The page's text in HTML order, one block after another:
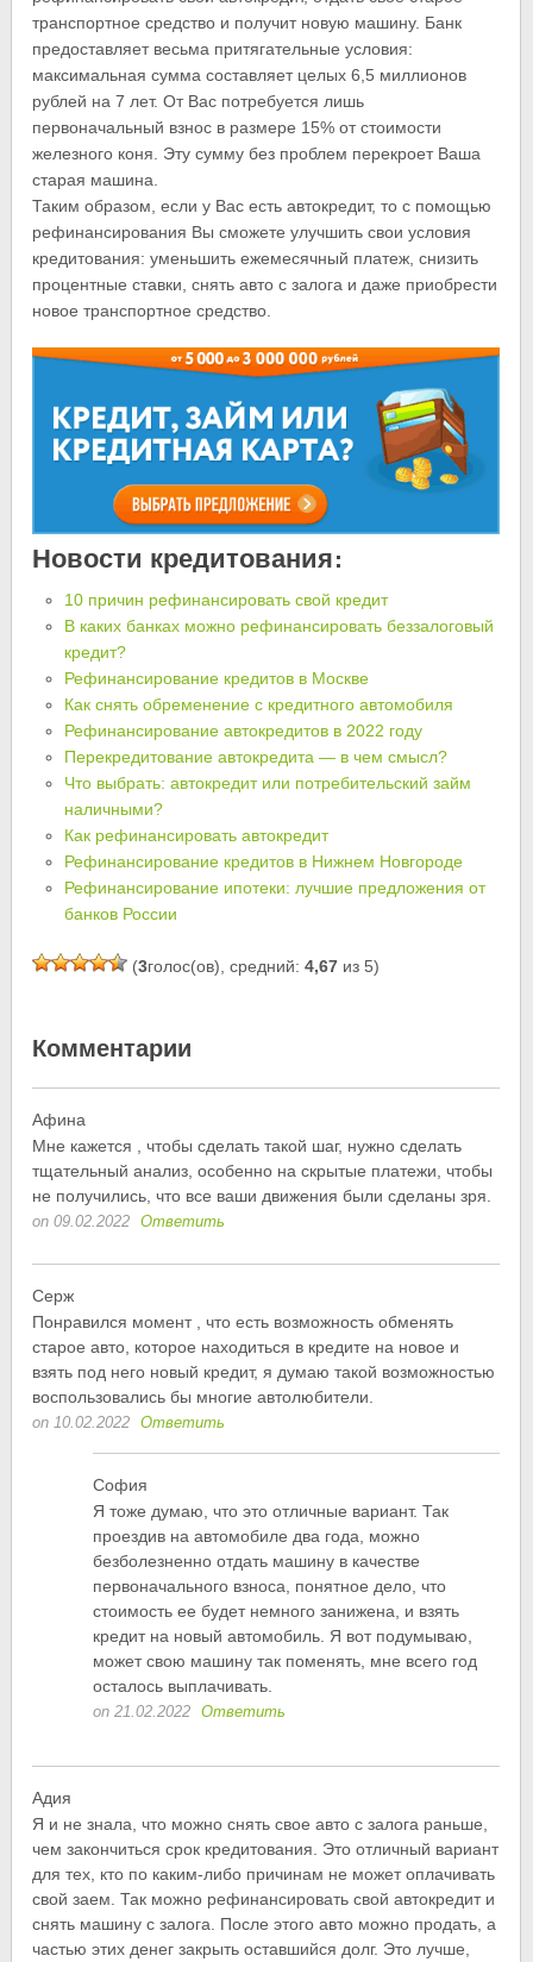
транспортное средство и получит новую машину. Банк
предоставляет весьма притягательные условия:
максимальная сумма составляет целых 6,5 миллионов
рублей на 7 лет. От Вас потребуется лишь
первоначальный взнос в размере 15% от стоимости
железного коня. Эту сумму без проблем перекроет Ваша
старая машина.
Таким образом, если у Вас есть автокредит, то с помощью
рефинансирования Вы сможете улучшить свои условия
кредитования: уменьшить ежемесячный платеж, снизить
процентные ставки, снять авто с залога и даже приобрести
новое транспортное средство.
Новости кредитования:
10 причин рефинансировать свой кредит
В каких банках можно рефинансировать беззалоговый
кредит?
Рефинансирование кредитов в Москве
Как снять обременение с кредитного автомобиля
Рефинансирование автокредитов в 2022 году
Перекредитование автокредита — в чем смысл?
Что выбрать: автокредит или потребительский займ
наличными?
Как рефинансировать автокредит
Рефинансирование кредитов в Нижнем Новгороде
Рефинансирование ипотеки: лучшие предложения от
банков России
(3голос(ов), средний:4,67 из 5)
Комментарии
Афина
Мне кажется , чтобы сделать такой шаг, нужно сделать
тщательный анализ, особенно на скрытые платежи, чтобы
не получились, что все ваши движения были сделаны зря.
on 09.02.2022 Ответить
Серж
Понравился момент , что есть возможность обменять
старое авто, которое находиться в кредите на новое и
взять под него новый кредит, я думаю такой возможностью
воспользовались бы многие автолюбители.
on 10.02.2022 Ответить
София
Я тоже думаю, что это отличные вариант. Так
проездив на автомобиле два года, можно
безболезненно отдать машину в качестве
первоначального взноса, понятное дело, что
стоимость ее будет немного занижена, и взять
кредит на новый автомобиль. Я вот подумываю,
может свою машину так поменять, мне всего год
осталось выплачивать.
on 21.02.2022 Ответить
Адия
Я и не знала, что можно снять свое авто с залога раньше,
чем закончиться срок кредитования. Это отличный вариант
для тех, кто по каким-либо причинам не может оплачивать
свой заем. Так можно рефинансировать свой автокредит и
снять машину с залога. После этого авто можно продать, а
частью этих денег закрыть оставшийся долг. Это лучше,